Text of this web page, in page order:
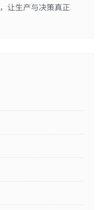
让生产与决策真正